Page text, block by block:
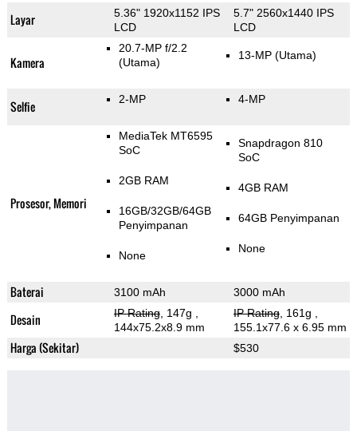
Layar
5.36" 1920x1152 IPS
LCD
5.7" 2560x1440 IPS
LCD
Kamera
20.7-MP f/2.2
(Utama)
13-MP (Utama)
Selfie 2-MP 4-MP
Prosesor, Memori
MediaTek MT6595
SoC
2GB RAM
16GB/32GB/64GB
Penyimpanan
None
Snapdragon 810
SoC
4GB RAM
64GB Penyimpanan
None
Baterai 3100 mAh 3000 mAh
Desain IP Rating, 147g
144x75.2x8.9 mm
IP Rating, 161g
155.1x77.6 x 6.95 mm
Harga (Sekitar) $530